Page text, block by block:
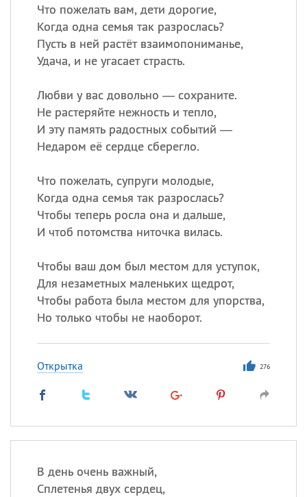
Что пожелать вам, дети дорогие,
Когда одна семья так разрослась?
Пусть в ней растёт взаимопониманье,
Удача, и не угасает страсть.
Любви у вас довольно — сохраните.
Не растеряйте нежность и тепло,
И эту память радостных событий —
Недаром её сердце сберегло.
Что пожелать, супруги молодые,
Когда одна семья так разрослась?
Чтобы теперь росла она и дальше,
И чтоб потомства ниточка вилась.
Чтобы ваш дом был местом для уступок,
Для незаметных маленьких щедрот,
Чтобы работа была местом для упорства,
Но только чтобы не наоборот.
Открытка 276
В день очень важный,
Сплетенья двух сердец,